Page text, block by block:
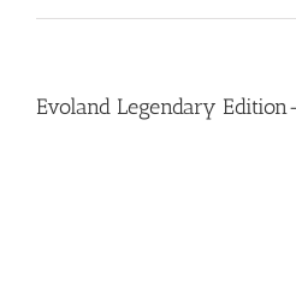
Evoland Legendary